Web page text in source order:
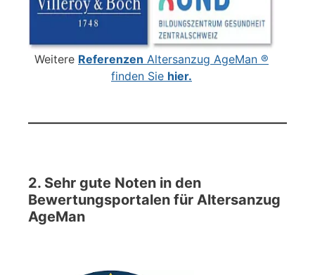
Weitere Referenzen Altersanzug AgeMan ®
finden Sie hier.
2. Sehr gute Noten in den
Bewertungsportalen für Altersanzug
AgeMan